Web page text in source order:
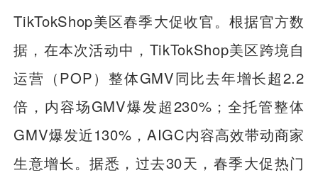
TikTokShop美区春季大促收官。根据官方数
据，在本次活动中，TikTokShop美区跨境自
运营（POP）整体GMV同比去年增长超2.2
倍，内容场GMV爆发超230%；全托管整体
GMV爆发近130%，AIGC内容高效带动商家
生意增长。据悉，过去30天，春季大促热门